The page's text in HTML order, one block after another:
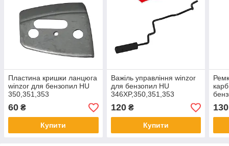
Пластина кришки ланцюга
winzor для бензопил HU
350,351,353
60 ₴
Купити
Важіль управління winzor
для бензопил HU
346XP,350,351,353
120₴
Купити
130